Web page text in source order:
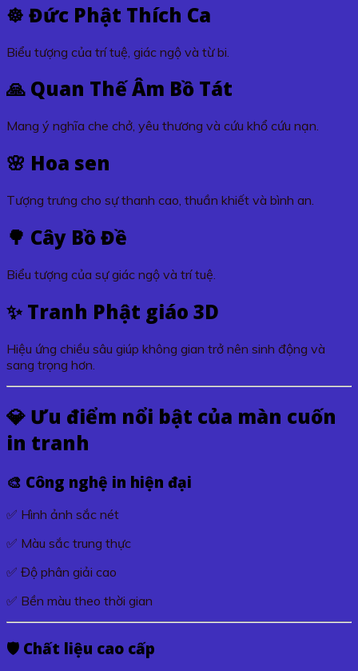
☸️ Đức Phật Thích Ca
Biểu tượng của trí tuệ, giác ngộ và từ bi.
🙏 Quan Thế Âm Bồ Tát
Mang ý nghĩa che chở, yêu thương và cứu khổ cứu nạn.
🌸 Hoa sen
Tượng trưng cho sự thanh cao, thuần khiết và bình an.
🌳 Cây Bồ Đề
Biểu tượng của sự giác ngộ và trí tuệ.
✨ Tranh Phật giáo 3D
Hiệu ứng chiều sâu giúp không gian trở nên sinh động và
sang trọng hơn.
💎 Ưu điểm nổi bật của màn cuốn
in tranh
🎨 Công nghệ in hiện đại
✅ Hình ảnh sắc nét
✅ Màu sắc trung thực
✅ Độ phân giải cao
✅ Bền màu theo thời gian
🛡️ Chất liệu cao cấp